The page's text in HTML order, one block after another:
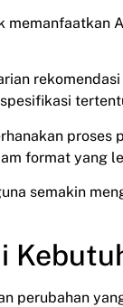
proses
format yang
semakin
perubahan